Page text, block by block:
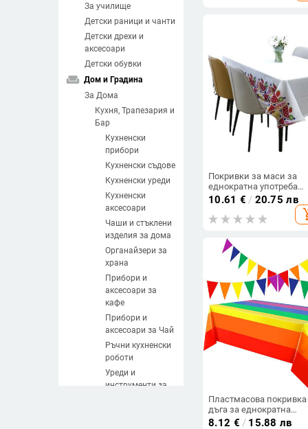
За училище
Детски раници и чанти
Детски дрехи и
аксесоари
Детски обувки
weekend Дом и Градина
За Дома
Кухня, Трапезария и
Бар
Кухненски
прибори
Кухненски съдове
Кухненски уреди
Кухненски
аксесоари
Чаши и стъклени
изделия за дома
Органайзери за
храна
Прибори и
аксесоари за
кафе
Прибори и
аксесоари за Чай
Ръчни кухненски
роботи
Уреди и
инструменти за
Покривки за маси за
еднократна употреба
Лятна покривка за парти
за рожден ден
водоустойчива
за къмпинг на открито
PEVA за еднократна
употреба
10.61 € / 20.75 лв
Пластмасова покривка
дъга за еднократна
употреба Парти за
8.12 € / 15.88 лв